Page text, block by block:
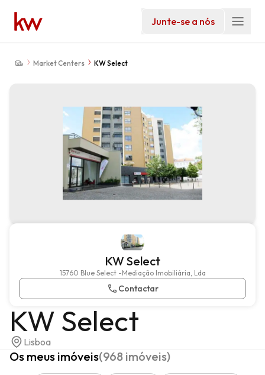
Junte-se a nós
Market Centers KW Select
KW Select
15760 Blue Select -Mediação Imobiliária, Lda
Contactar
KW Select
Lisboa
Os meus imóveis(968 imóveis)